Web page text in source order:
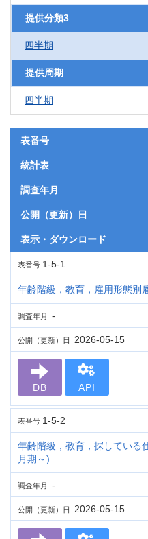
提供分類3
四半期
提供周期
四半期
表番号
統計表
調査年月
公開（更新）日
表示・ダウンロード
表番号 1-5-1
年齢階級，教育，雇用形態別
調査年月 -
公開（更新）日 2026-05-15
DB API
表番号 1-5-2
年齢階級，教育，探している
月期～)
調査年月 -
公開（更新）日 2026-05-15